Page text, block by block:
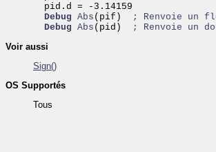
  pid.d = -3.14159
Debug Abs (pif)
; Renvoie un
Debug Abs (pid)
; Renvoie un
Voir aussi
Sign()
OS Supportés
Tous